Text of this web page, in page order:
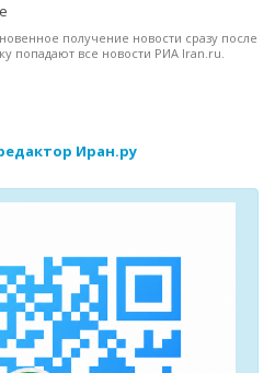
получение новости сразу после
попадают все новости РИА Iran.ru.
Иран.ру